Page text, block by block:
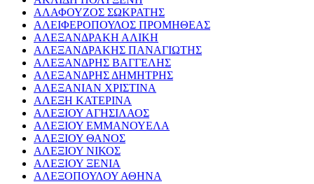
ΑΛΑΦΟΥΖΟΣ ΣΩΚΡΑΤΗΣ
ΑΛΕΙΦΕΡΟΠΟΥΛΟΣ ΠΡΟΜΗΘΕΑΣ
ΑΛΕΞΑΝΔΡΑΚΗ ΑΛΙΚΗ
ΑΛΕΞΑΝΔΡΑΚΗΣ ΠΑΝΑΓΙΩΤΗΣ
ΑΛΕΞΑΝΔΡΗΣ ΒΑΓΓΕΛΗΣ
ΑΛΕΞΑΝΔΡΗΣ ΔΗΜΗΤΡΗΣ
ΑΛΕΞΑΝΙΑΝ ΧΡΙΣΤΙΝΑ
ΑΛΕΞΗ ΚΑΤΕΡΙΝΑ
ΑΛΕΞΙΟΥ ΑΓΗΣΙΛΑΟΣ
ΑΛΕΞΙΟΥ ΕΜΜΑΝΟΥΕΛΑ
ΑΛΕΞΙΟΥ ΘΑΝΟΣ
ΑΛΕΞΙΟΥ ΝΙΚΟΣ
ΑΛΕΞΙΟΥ ΞΕΝΙΑ
ΑΛΕΞΟΠΟΥΛΟΥ ΑΘΗΝΑ